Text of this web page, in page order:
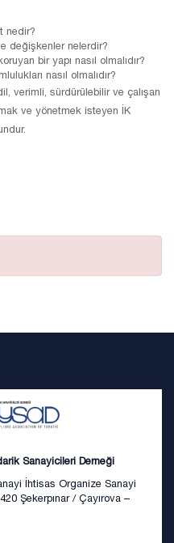
nedir?
değişkenler nelerdir?
bir yapı nasıl olmalıdır?
nasıl olmalıdır?
verimli, sürdürülebilir ve çalışan
ve yönetmek isteyen İK
Sanayicileri Derneği
İhtisas Organize Sanayi
Şekerpınar / Çayırova –